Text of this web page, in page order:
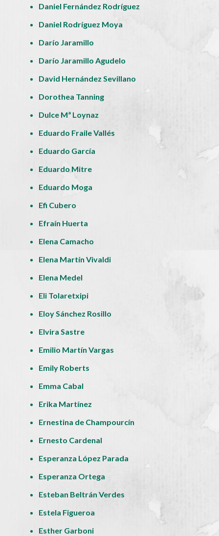
Daniel Fernández Rodríguez
Daniel Rodríguez Moya
Darío Jaramillo
Darío Jaramillo Agudelo
David Hernández Sevillano
Dorothea Tanning
Dulce Mª Loynaz
Eduardo Fraile Vallés
Eduardo García
Eduardo Mitre
Eduardo Moga
Efi Cubero
Efraín Huerta
Elena Camacho
Elena Martín Vivaldi
Elena Medel
Eli Tolaretxipi
Eloy Sánchez Rosillo
Elvira Sastre
Emilio Martín Vargas
Emily Roberts
Emma Cabal
Erika Martínez
Ernestina de Champourcín
Ernesto Cardenal
Esperanza López Parada
Esperanza Ortega
Esteban Beltrán Verdes
Estela Figueroa
Esther Garboni